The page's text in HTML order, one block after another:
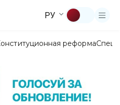
РУ
реформа